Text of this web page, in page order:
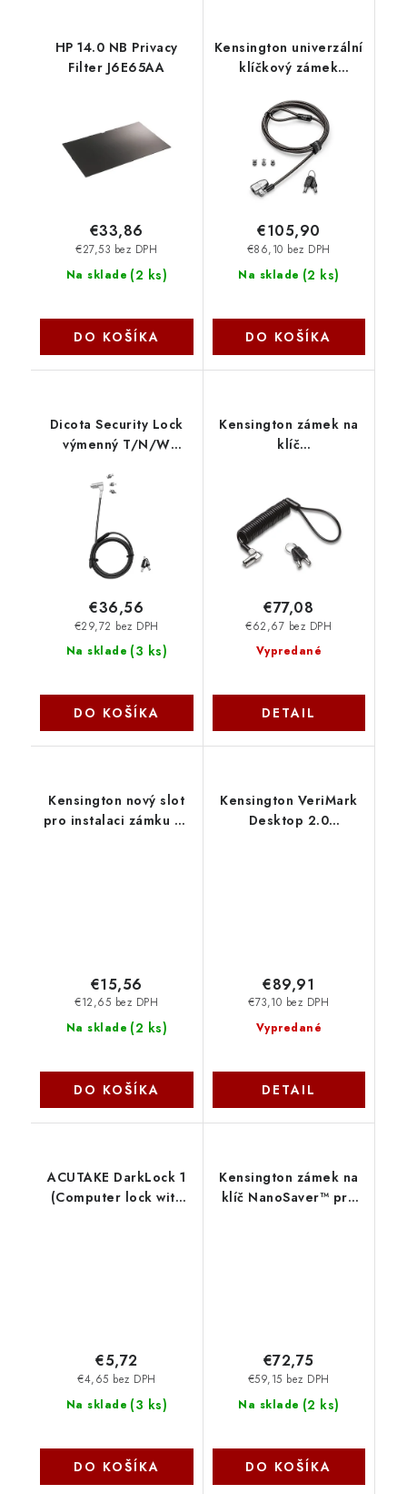
HP 14.0 NB Privacy
Filter J6E65AA
Na sklade (2 ks)
€27,53 bez DPH
€33,86
DO KOŠÍKA
Kensington univerzální
klíčkový zámek
notebook K68102EU
Na sklade (2 ks)
€86,10 bez DPH
€105,90
DO KOŠÍKA
Dicota Security Lock
výmenný T/N/W
Na sklade (3 ks)
€29,72 bez DPH
€36,56
DO KOŠÍKA
Kensington zámek na
klíč
K66640EU
Vypredané
€62,67 bez DPH
€77,08
DETAIL
Kensington nový slot
pro instalaci zámku na
Na sklade (2 ks)
€12,65 bez DPH
€15,56
DO KOŠÍKA
Kensington VeriMark
Desktop 2.0
Vypredané
€73,10 bez DPH
€89,91
DETAIL
ACUTAKE DarkLock 1
(Computer lock with
Na sklade (3 ks)
€4,65 bez DPH
€5,72
DO KOŠÍKA
Kensington zámek na
klíč NanoSaver™ pro
Na sklade (2 ks)
€59,15 bez DPH
€72,75
DO KOŠÍKA